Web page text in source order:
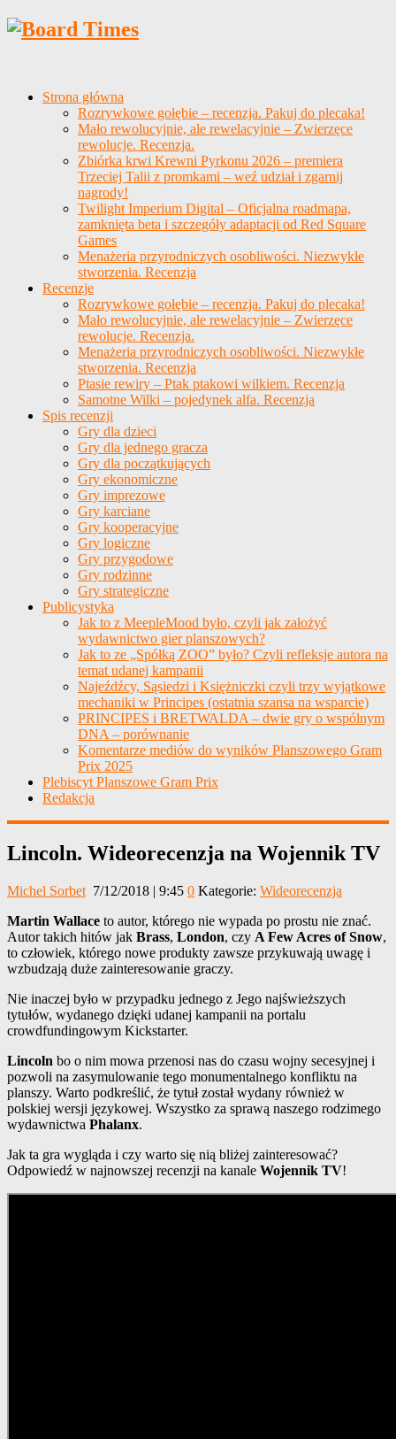
Strona główna
Rozrywkowe gołębie – recenzja. Pakuj do plecaka!
Mało rewolucyjnie, ale rewelacyjnie – Zwierzęce
rewolucje. Recenzja.
Zbiórka krwi Krewni Pyrkonu 2026 – premiera
Trzeciej Talii z promkami – weź udział i zgarnij
nagrody!
Twilight Imperium Digital – Oficjalna roadmapa,
zamknięta beta i szczegóły adaptacji od Red Square
Games
Menażeria przyrodniczych osobliwości. Niezwykłe
stworzenia. Recenzja
Recenzje
Rozrywkowe gołębie – recenzja. Pakuj do plecaka!
Mało rewolucyjnie, ale rewelacyjnie – Zwierzęce
rewolucje. Recenzja.
Menażeria przyrodniczych osobliwości. Niezwykłe
stworzenia. Recenzja
Ptasie rewiry – Ptak ptakowi wilkiem. Recenzja
Samotne Wilki – pojedynek alfa. Recenzja
Spis recenzji
Gry dla dzieci
Gry dla jednego gracza
Gry dla początkujących
Gry ekonomiczne
Gry imprezowe
Gry karciane
Gry kooperacyjne
Gry logiczne
Gry przygodowe
Gry rodzinne
Gry strategiczne
Publicystyka
Jak to z MeepleMood było, czyli jak założyć
wydawnictwo gier planszowych?
Jak to ze „Spółką ZOO” było? Czyli refleksje autora na
temat udanej kampanii
Najeźdźcy, Sąsiedzi i Księżniczki czyli trzy wyjątkowe
mechaniki w Principes (ostatnia szansa na wsparcie)
PRINCIPES i BRETWALDA – dwie gry o wspólnym
DNA – porównanie
Komentarze mediów do wyników Planszowego Gram
Prix 2025
Plebiscyt Planszowe Gram Prix
Redakcja
Lincoln. Wideorecenzja na Wojennik TV
Michel Sorbet 7/12/2018 | 9:45 0 Kategorie: Wideorecenzja
Martin Wallace to autor, którego nie wypada po prostu nie znać.
Autor takich hitów jak Brass, London, czy A Few Acres of Snow,
to człowiek, którego nowe produkty zawsze przykuwają uwagę i
wzbudzają duże zainteresowanie graczy.
Nie inaczej było w przypadku jednego z Jego najświeższych
tytułów, wydanego dzięki udanej kampanii na portalu
crowdfundingowym Kickstarter.
Lincoln bo o nim mowa przenosi nas do czasu wojny secesyjnej i
pozwoli na zasymulowanie tego monumentalnego konfliktu na
planszy. Warto podkreślić, że tytuł został wydany również w
polskiej wersji językowej. Wszystko za sprawą naszego rodzimego
wydawnictwa Phalanx.
Jak ta gra wygląda i czy warto się nią bliżej zainteresować?
Odpowiedź w najnowszej recenzji na kanale Wojennik TV!